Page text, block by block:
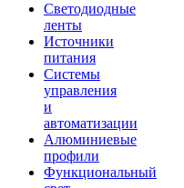
Светодиодные
ленты
Источники
питания
Системы
управления
и
автоматизации
Алюминиевые
профили
Функциональный